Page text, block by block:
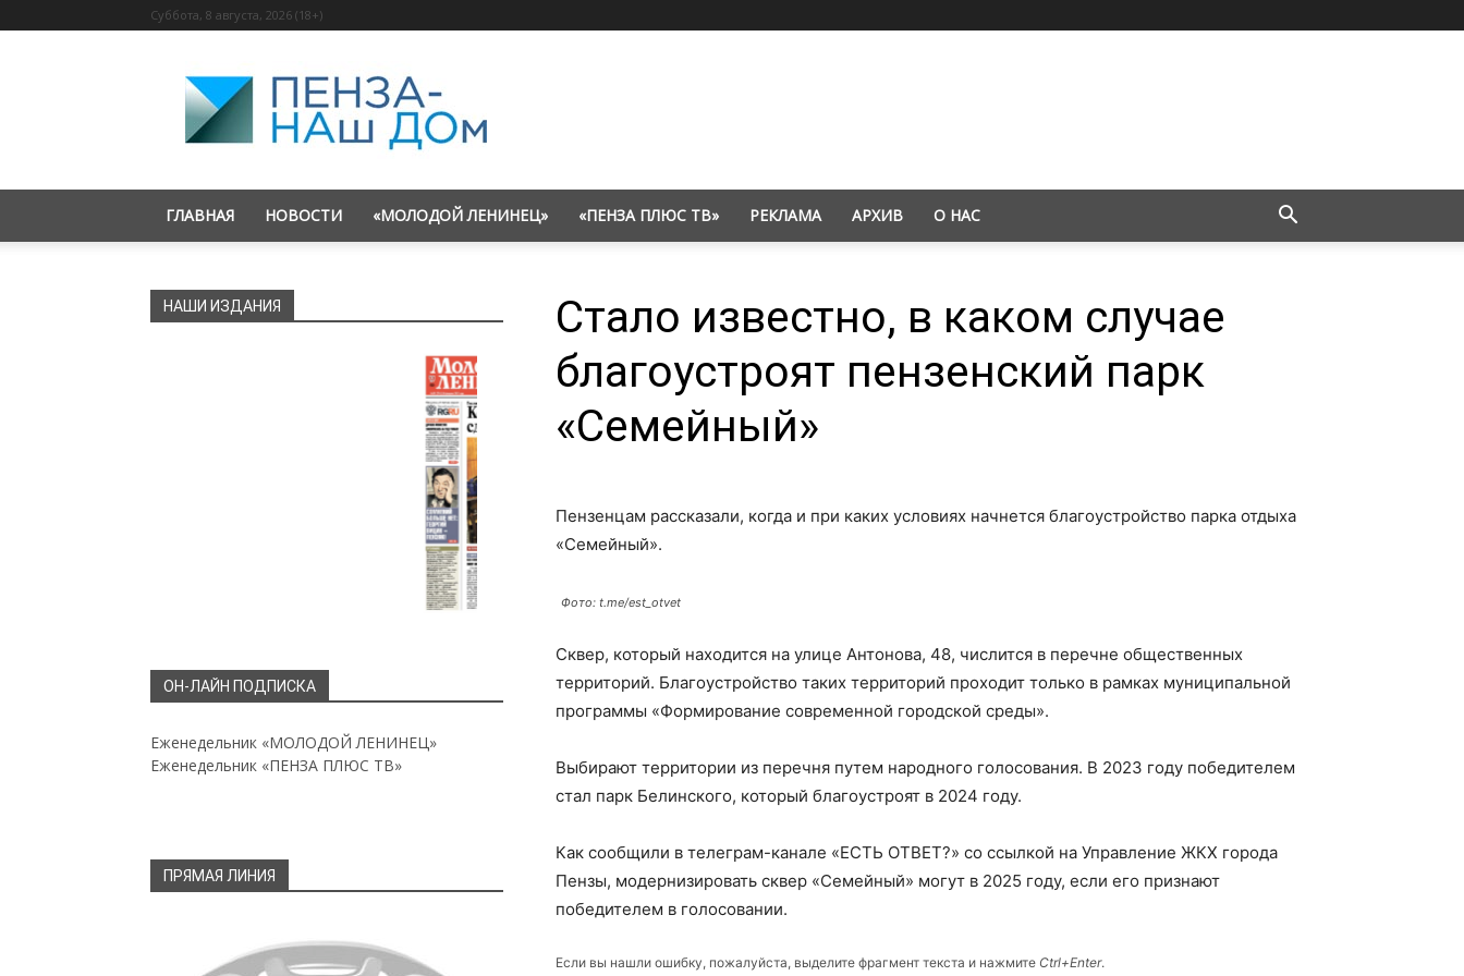
Суббота, 8 августа, 2026 (18+)
«Пенза
—
наш
дом»
ГЛАВНАЯ НОВОСТИ «МОЛОДОЙ ЛЕНИНЕЦ» «ПЕНЗА ПЛЮС ТВ» РЕКЛАМА АРХИВ О НАС
Стало известно, в каком случае
благоустроят пензенский парк
«Семейный»
Пензенцам рассказали, когда и при каких условиях начнется благоустройство парка отдыха
«Семейный».
Фото: t.me/est_otvet
Сквер, который находится на улице Антонова, 48, числится в перечне общественных
территорий. Благоустройство таких территорий проходит только в рамках муниципальной
программы «Формирование современной городской среды».
Выбирают территории из перечня путем народного голосования. В 2023 году победителем
стал парк Белинского, который благоустроят в 2024 году.
Как сообщили в телеграм-канале «ЕСТЬ ОТВЕТ?» со ссылкой на Управление ЖКХ города
Пензы, модернизировать сквер «Семейный» могут в 2025 году, если его признают
победителем в голосовании.
Если вы нашли ошибку, пожалуйста, выделите фрагмент текста и нажмите Ctrl+Enter.
НАШИ ИЗДАНИЯ
ОН-ЛАЙН ПОДПИСКА
Еженедельник «МОЛОДОЙ ЛЕНИНЕЦ»
Еженедельник «ПЕНЗА ПЛЮС ТВ»
ПРЯМАЯ ЛИНИЯ